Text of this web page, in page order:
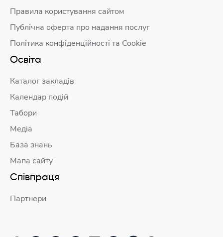
Правила користування сайтом
Публічна оферта про надання послуг
Політика конфіденційності та Cookie
Освіта
Каталог закладів
Календар подій
Табори
Медіа
База знань
Мапа сайту
Співпраця
Партнери